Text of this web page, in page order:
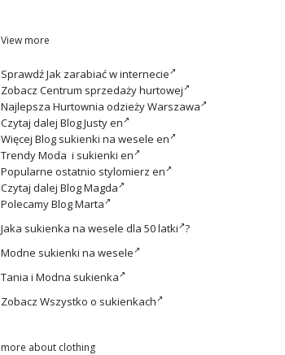
View more
SprawdźJak zarabiać w internecie
Zobacz Centrum sprzedaży hurtowej
Najlepsza Hurtownia odzieży Warszawa
Czytaj dalej Blog Justy en
Więcej Blog sukienki na wesele en
TrendyModa i sukienki en
Popularne ostatnio stylomierz en
Czytaj dalej Blog Magda
PolecamyBlog Marta
Jaka sukienka na wesele dla 50 latki ?
Modne sukienki na wesele
Tania i Modna sukienka
Zobacz Wszystko o sukienkach
more about clothing